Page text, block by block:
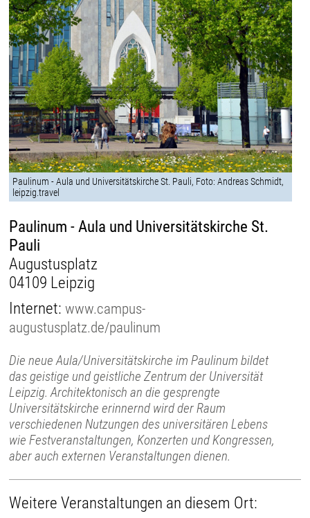
Paulinum - Aula und Universitätskirche St. Pauli, Foto: Andreas Schmidt,
leipzig.travel
Paulinum - Aula und Universitätskirche St.
Pauli
Augustusplatz
04109 Leipzig
Internet:www.campus-
augustusplatz.de/paulinum
Die neue Aula/Universitätskirche im Paulinum bildet
das geistige und geistliche Zentrum der Universität
Leipzig. Architektonisch an die gesprengte
Universitätskirche erinnernd wird der Raum
verschiedenen Nutzungen des universitären Lebens
wie Festveranstaltungen, Konzerten und Kongressen,
aber auch externen Veranstaltungen dienen.
Weitere Veranstaltungen an diesem Ort: